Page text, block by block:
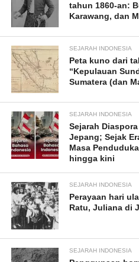
tahun 1860-an:
Karawang, dan
SEJARAH INDONESIA
Peta kuno dari
“Kepulauan
Sumatera (dan
SEJARAH INDONESIA
Sejarah
Jepang; Sejak
Masa
hingga kini
SEJARAH INDONESIA
Perayaan hari
Ratu, Juliana di
SEJARAH INDONESIA